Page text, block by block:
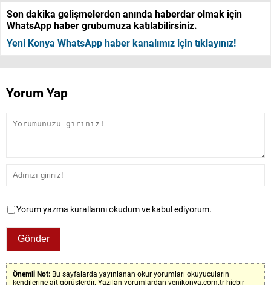
Son dakika gelişmelerden anında haberdar olmak için
WhatsApp haber grubumuza katılabilirsiniz.
Yeni Konya WhatsApp haber kanalımız için tıklayınız!
Yorum Yap
Yorum yazma kurallarını okudum ve kabul ediyorum.
Önemli Not: Bu sayfalarda yayınlanan okur yorumları okuyucuların
kendilerine ait görüşlerdir. Yazılan yorumlardan yenikonya.com.tr hiçbir